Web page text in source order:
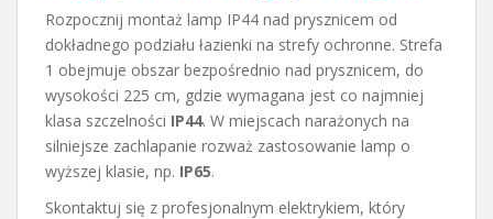
Rozpocznij montaż lamp IP44 nad prysznicem od
dokładnego podziału łazienki na strefy ochronne. Strefa
1 obejmuje obszar bezpośrednio nad prysznicem, do
wysokości 225 cm, gdzie wymagana jest co najmniej
klasa szczelności IP44. W miejscach narażonych na
silniejsze zachlapanie rozważ zastosowanie lamp o
wyższej klasie, np. IP65.
Skontaktuj się z profesjonalnym elektrykiem, który